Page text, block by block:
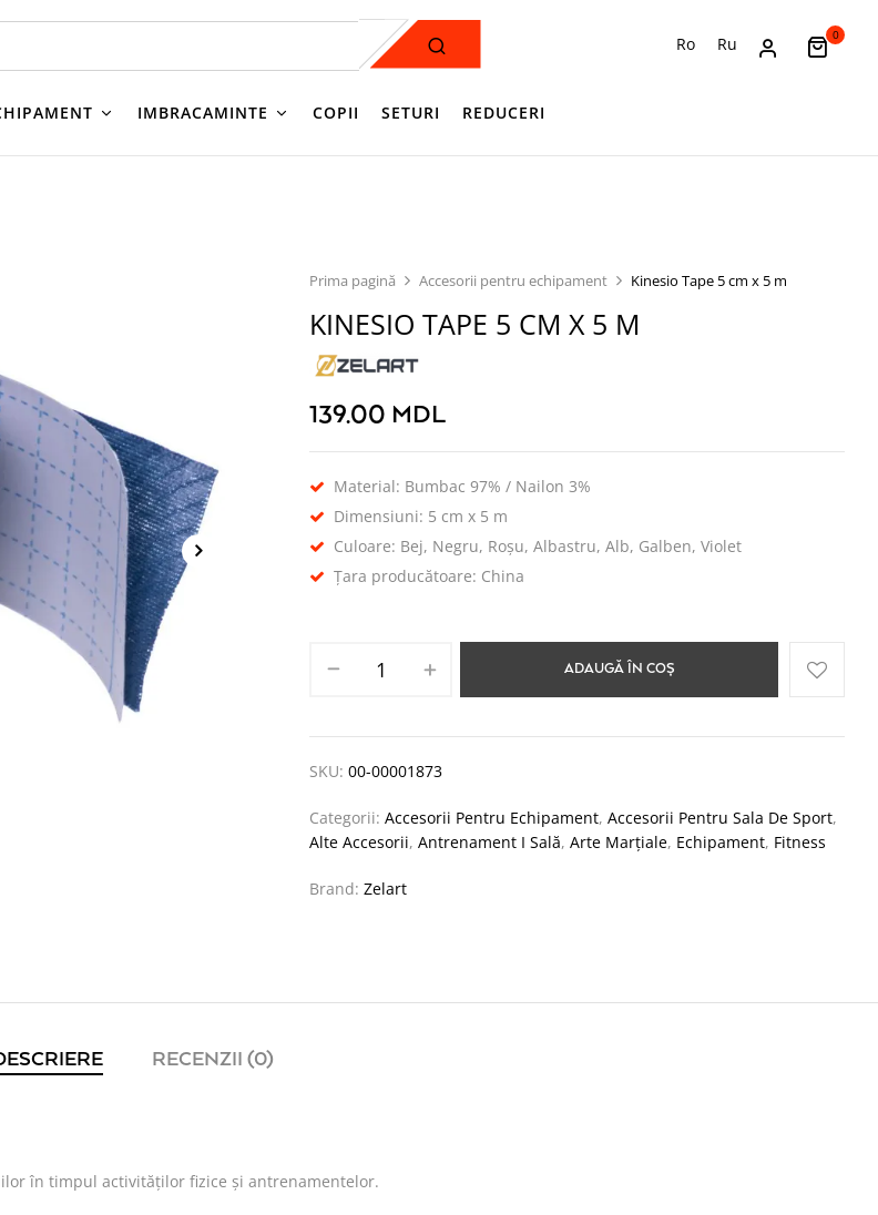
Ro Ru 0
IMBRACAMINTE COPII SETURI REDUCERI
Prima pagină Accesorii pentru echipament Kinesio Tape 5 cm x 5 m
KINESIO TAPE 5 CM X 5 M
139.00 MDL
Material: Bumbac 97% / Nailon 3%
Dimensiuni: 5 cm x 5 m
Culoare: Bej, Negru, Roșu, Albastru, Alb, Galben, Violet
Țara producătoare: China
ADAUGĂ ÎN COȘ
SKU:00-00001873
Categorii:Accesorii Pentru Echipament,Accesorii Pentru Sala De Sport,
Alte Accesorii,Antrenament I Sală,Arte Marțiale, Echipament, Fitness
Brand:Zelart
RECENZII (0)
în timpul activităților fizice și antrenamentelor.